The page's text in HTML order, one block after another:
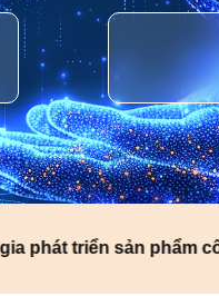
sản phẩm công